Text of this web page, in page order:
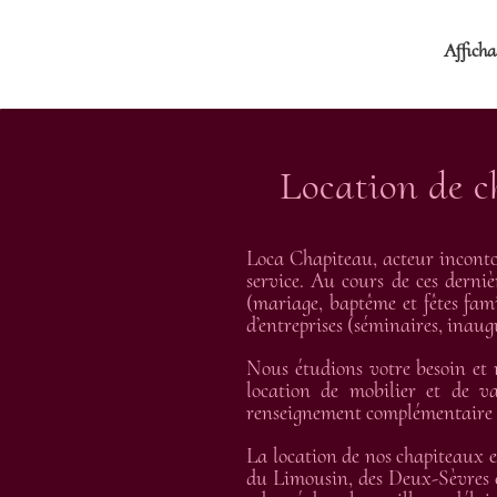
Location de
Loca Chapiteau, acteur
service. Au cours de ces
(mariage, baptême et fêtes
d’entreprises (séminaires,
Nous étudions votre besoin
location de mobilier et de
renseignement
La location de nos chapiteaux
du Limousin, des Deux-